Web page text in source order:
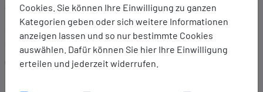
Cookies. Sie können Ihre Einwilligung zu ganzen
Kategorien geben oder sich weitere Informationen
anzeigen lassen und so nur bestimmte Cookies
auswählen. Dafür können Sie hier Ihre Einwilligung
erteilen und jederzeit widerrufen.
TAGOSS
Material:
95% Baumwolle/5% Elasthan
Gewicht: